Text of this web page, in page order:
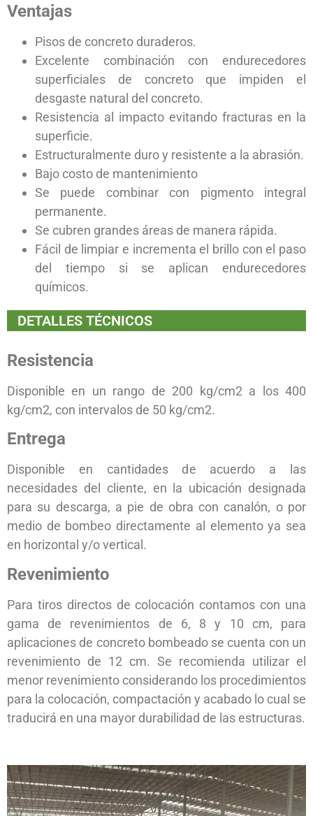
Ventajas
Pisos de concreto duraderos.
Excelente combinación con endurecedores
superficiales de concreto que impiden el
desgaste natural del concreto.
Resistencia al impacto evitando fracturas en la
superficie.
Estructuralmente duro y resistente a la abrasión.
Bajo costo de mantenimiento
Se puede combinar con pigmento integral
permanente.
Se cubren grandes áreas de manera rápida.
Fácil de limpiar e incrementa el brillo con el paso
del tiempo si se aplican endurecedores
químicos.
DETALLES TÉCNICOS
Resistencia
Disponible en un rango de 200 kg/cm2 a los 400
kg/cm2, con intervalos de 50 kg/cm2.
Entrega
Disponible en cantidades de acuerdo a las
necesidades del cliente, en la ubicación designada
para su descarga, a pie de obra con canalón, o por
medio de bombeo directamente al elemento ya sea
en horizontal y/o vertical.
Revenimiento
Para tiros directos de colocación contamos con una
gama de revenimientos de 6, 8 y 10 cm, para
aplicaciones de concreto bombeado se cuenta con un
revenimiento de 12 cm. Se recomienda utilizar el
menor revenimiento considerando los procedimientos
para la colocación, compactación y acabado lo cual se
traducirá en una mayor durabilidad de las estructuras.